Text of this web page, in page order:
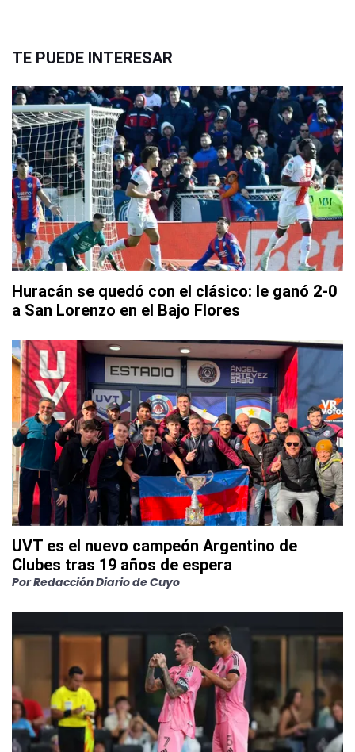
TE PUEDE INTERESAR
Huracán se quedó con el clásico: le ganó 2-0
a San Lorenzo en el Bajo Flores
UVT es el nuevo campeón Argentino de
Clubes tras 19 años de espera
PorRedacción Diario de Cuyo